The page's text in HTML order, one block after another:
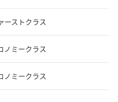
ーストクラス
ノミークラス
ノミークラス